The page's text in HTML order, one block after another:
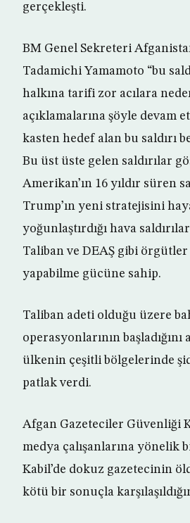
gerçekleşti.
BM Genel Sekreteri
Tadamichi Yamamoto “bu
halkına tarifi zor acılara
açıklamalarına şöyle devam
kasten hedef alan bu saldırı
Bu üst üste gelen saldırılar
Amerikan’ın 16 yıldır süren
Trump’ın yeni stratejisini
yoğunlaştırdığı hava
Taliban ve DEAŞ gibi
yapabilme gücüne sahip.
Taliban adeti olduğu üzere
operasyonlarının başladığını
ülkenin çeşitli bölgelerinde
patlak verdi.
Afgan Gazeteciler Güvenliği
medya çalışanlarına yönelik
Kabil’de dokuz gazetecinin
kötü bir sonuçla